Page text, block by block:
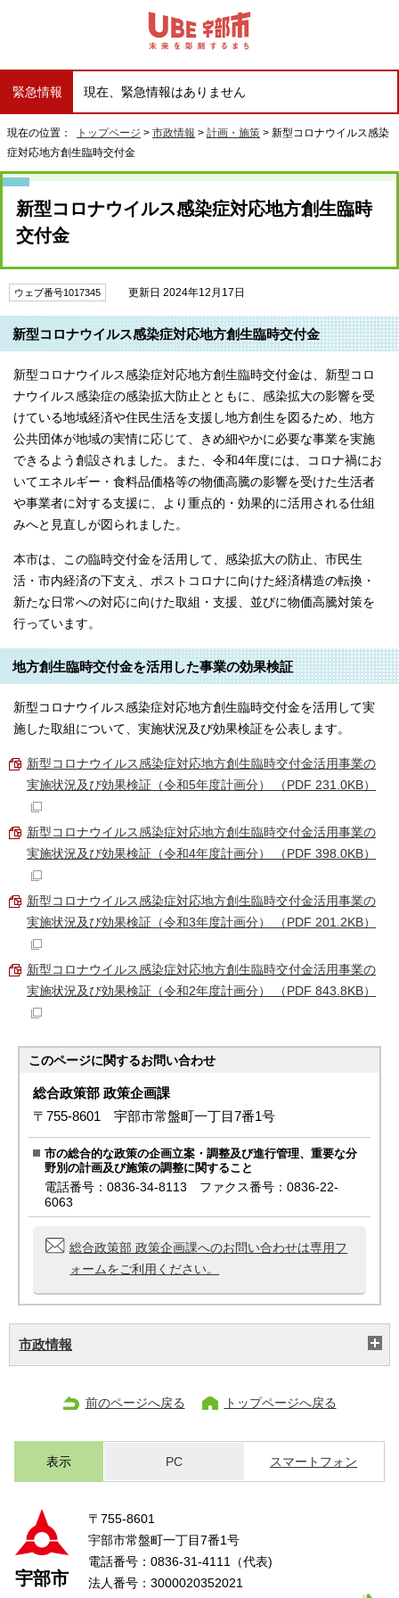
緊急情報 現在、緊急情報はありません
現在の位置： トップページ > 市政情報 > 計画・施策 > 新型コロナウイルス感染
症対応地方創生臨時交付金
新型コロナウイルス感染症対応地方創生臨時
交付金
ウェブ番号1017345 更新日 2024年12月17日
新型コロナウイルス感染症対応地方創生臨時交付金
新型コロナウイルス感染症対応地方創生臨時交付金は、新型コロ
ナウイルス感染症の感染拡大防止とともに、感染拡大の影響を受
けている地域経済や住民生活を支援し地方創生を図るため、地方
公共団体が地域の実情に応じて、きめ細やかに必要な事業を実施
できるよう創設されました。また、令和4年度には、コロナ禍にお
いてエネルギー・食料品価格等の物価高騰の影響を受けた生活者
や事業者に対する支援に、より重点的・効果的に活用される仕組
みへと見直しが図られました。
本市は、この臨時交付金を活用して、感染拡大の防止、市民生
活・市内経済の下支え、ポストコロナに向けた経済構造の転換・
新たな日常への対応に向けた取組・支援、並びに物価高騰対策を
行っています。
地方創生臨時交付金を活用した事業の効果検証
新型コロナウイルス感染症対応地方創生臨時交付金を活用して実
施した取組について、実施状況及び効果検証を公表します。
新型コロナウイルス感染症対応地方創生臨時交付金活用事業の
実施状況及び効果検証（令和5年度計画分） （PDF 231.0KB）
新型コロナウイルス感染症対応地方創生臨時交付金活用事業の
実施状況及び効果検証（令和4年度計画分） （PDF 398.0KB）
新型コロナウイルス感染症対応地方創生臨時交付金活用事業の
実施状況及び効果検証（令和3年度計画分） （PDF 201.2KB）
新型コロナウイルス感染症対応地方創生臨時交付金活用事業の
実施状況及び効果検証（令和2年度計画分） （PDF 843.8KB）
このページに関するお問い合わせ
総合政策部 政策企画課
〒755-8601 宇部市常盤町一丁目7番1号
市の総合的な政策の企画立案・調整及び進行管理、重要な分
野別の計画及び施策の調整に関すること
電話番号：0836-34-8113 ファクス番号：0836-22-
6063
総合政策部 政策企画課へのお問い合わせは専用フ
ォームをご利用ください。
市政情報
前のページへ戻る トップページへ戻る
表示 PC スマートフォン
宇部市
〒755-8601
宇部市常盤町一丁目7番1号
電話番号：0836-31-4111（代表)
法人番号：3000020352021